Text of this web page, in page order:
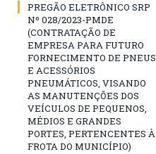
PREGÃO ELETRÔNICO SRP
Nº 028/2023-PMDE
(CONTRATAÇÃO DE
EMPRESA PARA FUTURO
FORNECIMENTO DE PNEUS
E ACESSÓRIOS
PNEUMÁTICOS, VISANDO
AS MANUTENÇÕES DOS
VEÍCULOS DE PEQUENOS,
MÉDIOS E GRANDES
PORTES, PERTENCENTES À
FROTA DO MUNICÍPIO)